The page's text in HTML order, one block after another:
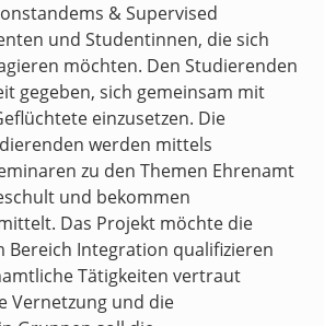
& Supervised
und Studentinnen, die sich
möchten. Den Studierenden
gegeben, sich gemeinsam mit
einzusetzen. Die
werden mittels
zu den Themen Ehrenamt
und bekommen
Das Projekt möchte die
Bereich Integration qualifizieren
Tätigkeiten vertraut
Vernetzung und die